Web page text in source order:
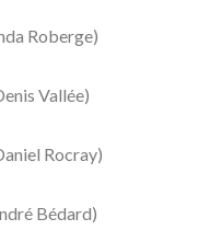
Roberge)
Vallée)
Rocray)
Bédard)